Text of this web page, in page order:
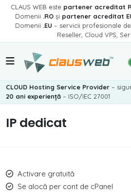
CLAUS WEB este partener acreditat
Domenii .ROși partener acreditat
Domenii .EU – servicii profesionale
Reseller, Cloud VPS,
CLOUD Hosting Service Provider –
20 ani experiență – ISO/IEC 27001
IP dedicat
Activare gratuită
Se alocă per cont de cPanel